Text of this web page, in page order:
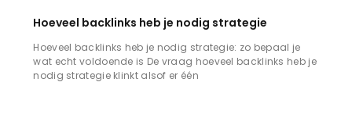
Hoeveel backlinks heb je nodig strategie
Hoeveel backlinks heb je nodig strategie: zo bepaal je
wat echt voldoende is De vraag hoeveel backlinks heb je
nodig strategie klinkt alsof er één